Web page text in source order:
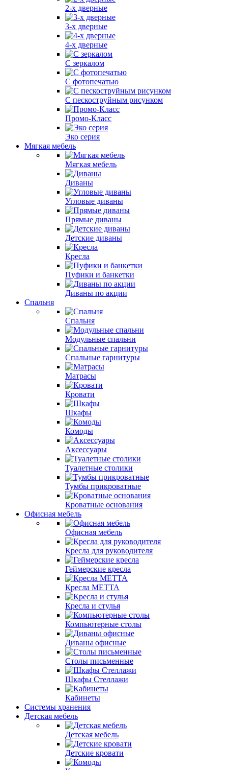
2-х дверные
3-х дверные
4-х дверные
С зеркалом
С фотопечатью
С пескоструйным рисунком
Промо-Класс
Эко серия
Мягкая мебель
Мягкая мебель
Диваны
Угловые диваны
Прямые диваны
Детские диваны
Кресла
Пуфики и банкетки
Диваны по акции
Спальня
Спальня
Модульные спальни
Спальные гарнитуры
Матрасы
Кровати
Шкафы
Комоды
Аксессуары
Туалетные столики
Тумбы прикроватные
Кроватные основания
Офисная мебель
Офисная мебель
Кресла для руководителя
Геймерские кресла
Кресла МЕТТА
Кресла и стулья
Компьютерные столы
Диваны офисные
Столы письменные
Шкафы Стеллажи
Кабинеты
Системы хранения
Детская мебель
Детская мебель
Детские кровати